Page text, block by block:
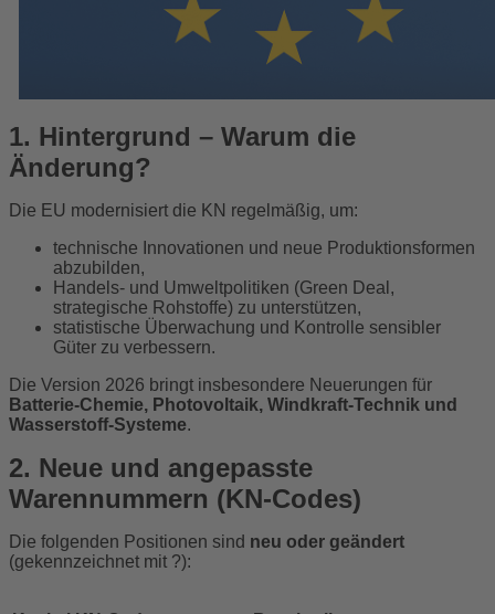
1. Hintergrund – Warum die
Änderung?
Die EU modernisiert die KN regelmäßig, um:
technische Innovationen und neue Produktionsformen
abzubilden,
Handels- und Umweltpolitiken (Green Deal,
strategische Rohstoffe) zu unterstützen,
statistische Überwachung und Kontrolle sensibler
Güter zu verbessern.
Die Version 2026 bringt insbesondere Neuerungen für
Batterie-Chemie, Photovoltaik, Windkraft-Technik und
Wasserstoff-Systeme.
2. Neue und angepasste
Warennummern (KN-Codes)
Die folgenden Positionen sind neu oder geändert
(gekennzeichnet mit ?):